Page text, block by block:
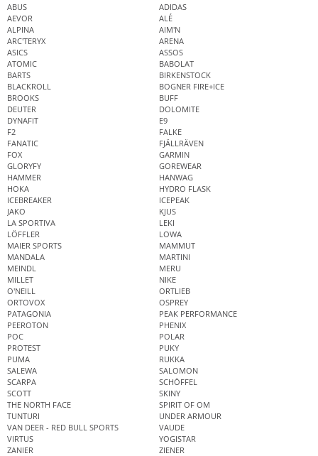
ABUS
ADIDAS
AEVOR
ALÉ
ALPINA
AIM'N
ARC'TERYX
ARENA
ASICS
ASSOS
ATOMIC
BABOLAT
BARTS
BIRKENSTOCK
BLACKROLL
BOGNER FIRE+ICE
BROOKS
BUFF
DEUTER
DOLOMITE
DYNAFIT
E9
F2
FALKE
FANATIC
FJÄLLRÄVEN
FOX
GARMIN
GLORYFY
GOREWEAR
HAMMER
HANWAG
HOKA
HYDRO FLASK
ICEBREAKER
ICEPEAK
JAKO
KJUS
LA SPORTIVA
LEKI
LÖFFLER
LOWA
MAIER SPORTS
MAMMUT
MANDALA
MARTINI
MEINDL
MERU
MILLET
NIKE
O'NEILL
ORTLIEB
ORTOVOX
OSPREY
PATAGONIA
PEAK PERFORMANCE
PEEROTON
PHENIX
POC
POLAR
PROTEST
PUKY
PUMA
RUKKA
SALEWA
SALOMON
SCARPA
SCHÖFFEL
SCOTT
SKINY
THE NORTH FACE
SPIRIT OF OM
TUNTURI
UNDER ARMOUR
VAN DEER - RED BULL SPORTS
VAUDE
VIRTUS
YOGISTAR
ZANIER
ZIENER